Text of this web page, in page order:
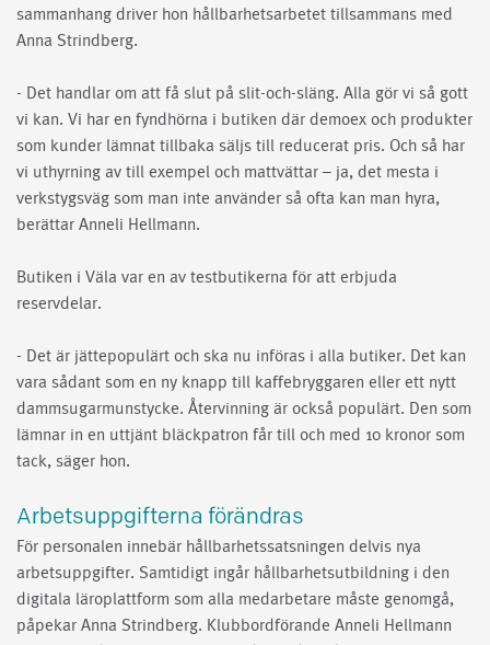
sammanhang driver hon hållbarhetsarbetet tillsammans med
Anna Strindberg.
­- Det handlar om att få slut på slit-och-släng. Alla gör vi så gott
vi kan. Vi har en fyndhörna i butiken där demoex och produkter
som kunder lämnat tillbaka säljs till reducerat pris. Och så har
vi uthyrning av till exempel och mattvättar – ja, det mesta i
verkstygsväg som man inte använder så ofta kan man hyra,
berättar Anneli Hellmann.
Butiken i Väla var en av testbutikerna för att erbjuda
reservdelar.
- Det är jättepopulärt och ska nu införas i alla butiker. Det kan
vara sådant som en ny knapp till kaffebryggaren eller ett nytt
dammsugarmunstycke. Återvinning är också populärt. Den som
lämnar in en uttjänt bläckpatron får till och med 10 kronor som
tack, säger hon.
Arbetsuppgifterna förändras
För personalen innebär hållbarhetssatsningen delvis nya
arbetsuppgifter. Samtidigt ingår hållbarhetsutbildning i den
digitala läroplattform som alla medarbetare måste genomgå,
påpekar Anna Strindberg. Klubbordförande Anneli Hellmann